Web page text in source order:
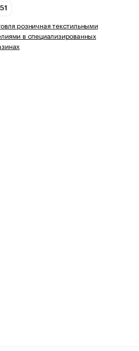
розничная текстильными
в специализированных